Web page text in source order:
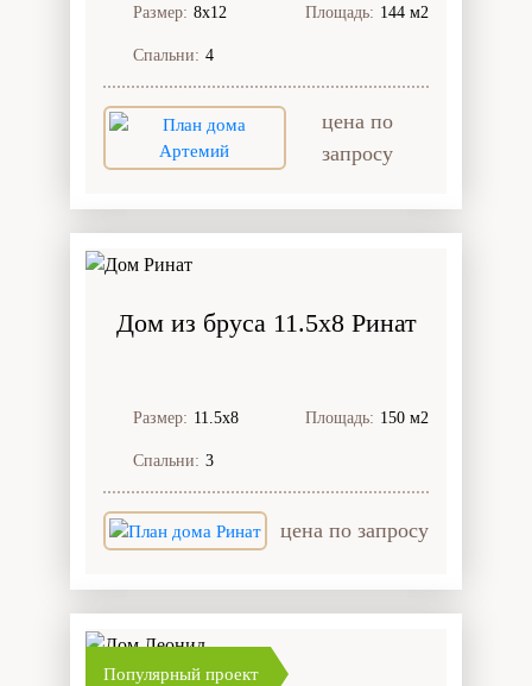
Размер: 8х12 Площадь: 144 м2
Спальни: 4
цена по
запросу
Дом из бруса 11.5x8 Ринат
Размер: 11.5х8 Площадь: 150 м2
Спальни: 3
цена по запросу
Популярный проект